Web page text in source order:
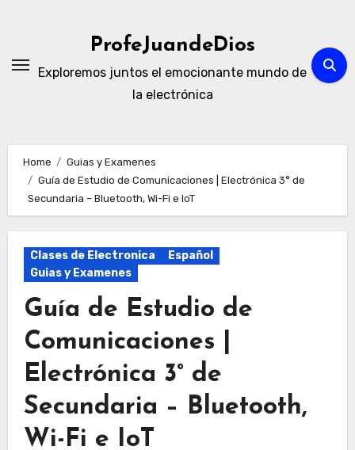
ProfeJuandeDios
Exploremos juntos el emocionante mundo de
la electrónica
Home
Guias y Examenes
Guía de Estudio de Comunicaciones | Electrónica 3° de
Secundaria – Bluetooth, Wi-Fi e IoT
Clases de Electronica
Español
Guias y Examenes
Guía de Estudio de
Comunicaciones |
Electrónica 3° de
Secundaria – Bluetooth,
Wi-Fi e IoT